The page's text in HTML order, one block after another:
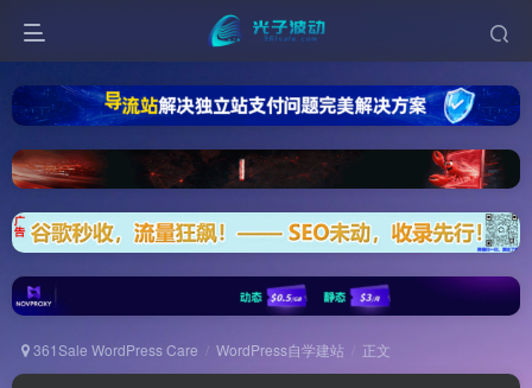
361Sale WordPress Care WordPress自学建站 正文